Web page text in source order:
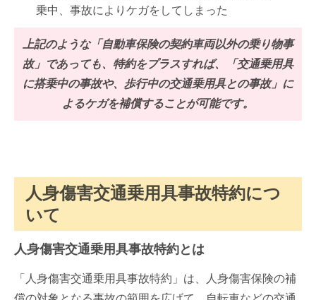
乗中、事故によりケガをしてしまった
上記のような「自動車保険の契約車両以外の乗り物事
故」であっても、特約をプラスすれば、「交通乗用具
に搭乗中の事故や、歩行中の交通乗用具との事故」に
よるケガを補償することが可能です。
人身傷害交通乗用具事故特約につ
いて
人身傷害交通乗用具事故特約とは
「人身傷害交通乗用具事故特約」は、人身傷害保険の補